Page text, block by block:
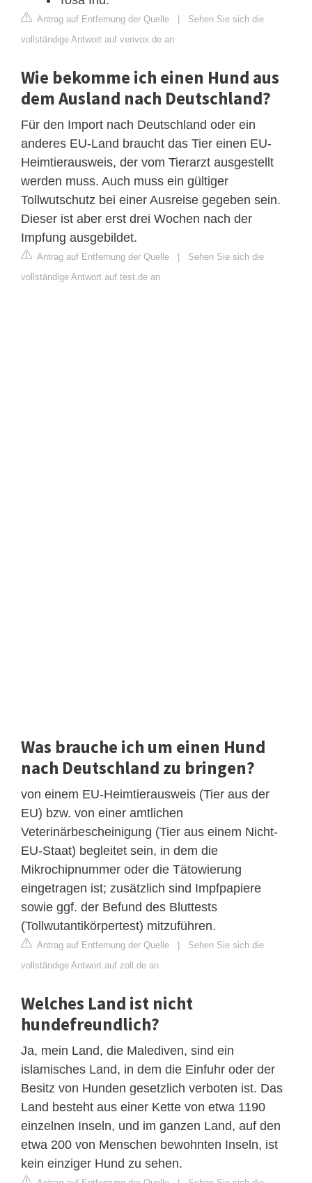
Antrag auf Entfernung der Quelle | Sehen Sie sich die
vollständige Antwort auf verivox.de an
Wie bekomme ich einen Hund aus
dem Ausland nach Deutschland?
Für den Import nach Deutschland oder ein
anderes EU-Land braucht das Tier einen EU-
Heimtierausweis, der vom Tierarzt ausgestellt
werden muss. Auch muss ein gültiger
Tollwutschutz bei einer Ausreise gegeben sein.
Dieser ist aber erst drei Wochen nach der
Impfung ausgebildet.
Antrag auf Entfernung der Quelle | Sehen Sie sich die
vollständige Antwort auf test.de an
Was brauche ich um einen Hund
nach Deutschland zu bringen?
von einem EU-Heimtierausweis (Tier aus der
EU) bzw. von einer amtlichen
Veterinärbescheinigung (Tier aus einem Nicht-
EU-Staat) begleitet sein, in dem die
Mikrochipnummer oder die Tätowierung
eingetragen ist; zusätzlich sind Impfpapiere
sowie ggf. der Befund des Bluttests
(Tollwutantikörpertest) mitzuführen.
Antrag auf Entfernung der Quelle | Sehen Sie sich die
vollständige Antwort auf zoll.de an
Welches Land ist nicht
hundefreundlich?
Ja, mein Land, die Malediven, sind ein
islamisches Land, in dem die Einfuhr oder der
Besitz von Hunden gesetzlich verboten ist. Das
Land besteht aus einer Kette von etwa 1190
einzelnen Inseln, und im ganzen Land, auf den
etwa 200 von Menschen bewohnten Inseln, ist
kein einziger Hund zu sehen.